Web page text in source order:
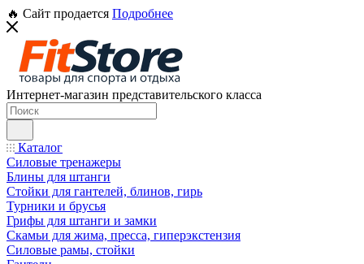
🔥 Сайт продается Подробнее
Интернет-магазин представительского класса
Каталог
Силовые тренажеры
Блины для штанги
Стойки для гантелей, блинов, гирь
Турники и брусья
Грифы для штанги и замки
Скамьи для жима, пресса, гиперэкстензия
Силовые рамы, стойки